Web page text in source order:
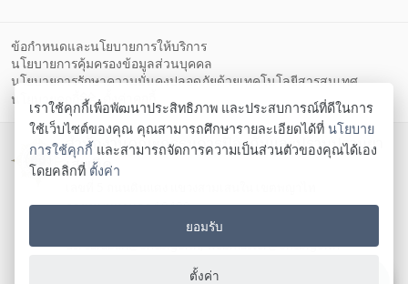
ข้อกำหนดและนโยบายการให้บริการ
นโยบายการคุ้มครองข้อมูลส่วนบุคคล
นโยบายการรักษาความมั่นคงปลอดภัยด้วยเทคโนโลยีสารสนเทศ
นโยบายคุกกี้
สำนักงานคณะกรรมการป้องกันและปราบปรามยา
เสพติด
กรุงเทพมหานคร 10400
โทรศัพท์ 02-247-0901-19 โทรสาร 02-245-9350 Contact
us:saraban@oncb.go.th,webmaster@oncb.go.th
เราใช้คุกกี้เพื่อพัฒนาประสิทธิภาพ และประสบการณ์ที่ดีในการ
ใช้เว็บไซต์ของคุณ คุณสามารถศึกษารายละเอียดได้ที่ นโยบาย
การใช้คุกกี้ และสามารถจัดการความเป็นส่วนตัวของคุณได้เอง
โดยคลิกที่ ตั้งค่า
ยอมรับ
ตั้งค่า